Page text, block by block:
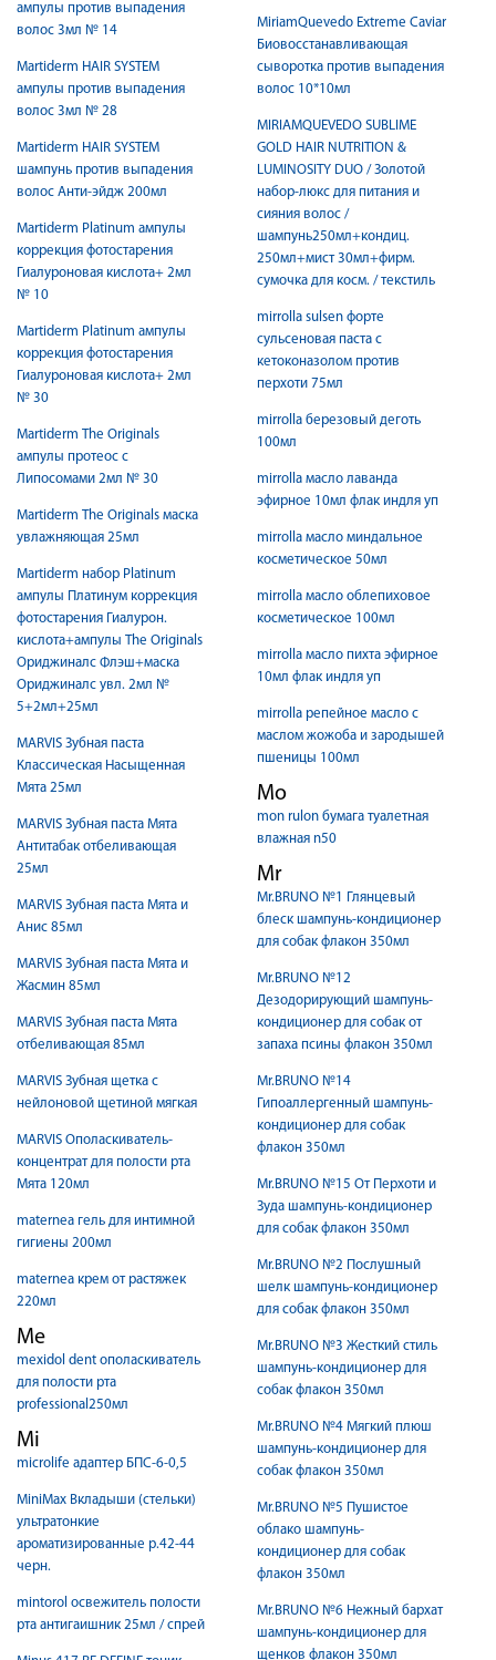
ампулы против выпадения
волос 3мл № 14
Martiderm HAIR SYSTEM
ампулы против выпадения
волос 3мл № 28
Martiderm HAIR SYSTEM
шампунь против выпадения
волос Анти-эйдж 200мл
Martiderm Platinum ампулы
коррекция фотостарения
Гиалуроновая кислота+ 2мл
№ 10
Martiderm Platinum ампулы
коррекция фотостарения
Гиалуроновая кислота+ 2мл
№ 30
Martiderm The Originals
ампулы протеос с
Липосомами 2мл № 30
Martiderm The Originals маска
увлажняющая 25мл
Martiderm набор Platinum
ампулы Платинум коррекция
фотостарения Гиалурон.
кислота+ампулы The Originals
Ориджиналс Флэш+маска
Ориджиналс увл. 2мл №
5+2мл+25мл
MARVIS Зубная паста
Классическая Насыщенная
Мята 25мл
MARVIS Зубная паста Мята
Антитабак отбеливающая
25мл
MARVIS Зубная паста Мята и
Анис 85мл
MARVIS Зубная паста Мята и
Жасмин 85мл
MARVIS Зубная паста Мята
отбеливающая 85мл
MARVIS Зубная щетка с
нейлоновой щетиной мягкая
MARVIS Ополаскиватель-
концентрат для полости рта
Мята 120мл
maternea гель для интимной
гигиены 200мл
maternea крем от растяжек
220мл
Me
mexidol dent ополаскиватель
для полости рта
professional250мл
Mi
microlife адаптер БПС-6-0,5
MiniMax Вкладыши (стельки)
ультратонкие
ароматизированные р.42-44
черн.
mintorol освежитель полости
рта антигаишник 25мл / спрей
MiriamQuevedo Extreme Caviar
Биовосстанавливающая
сыворотка против выпадения
волос 10*10мл
MIRIAMQUEVEDO SUBLIME
GOLD HAIR NUTRITION &
LUMINOSITY DUO / Золотой
набор-люкс для питания и
сияния волос /
шампунь250мл+кондиц.
250мл+мист 30мл+фирм.
сумочка для косм. / текстиль
mirrolla sulsen форте
сульсеновая паста с
кетоконазолом против
перхоти 75мл
mirrolla березовый деготь
100мл
mirrolla масло лаванда
эфирное 10мл флак индля уп
mirrolla масло миндальное
косметическое 50мл
mirrolla масло облепиховое
косметическое 100мл
mirrolla масло пихта эфирное
10мл флак индля уп
mirrolla репейное масло с
маслом жожоба и зародышей
пшеницы 100мл
Mo
mon rulon бумага туалетная
влажная n50
Mr
Mr.BRUNO №1 Глянцевый
блеск шампунь-кондиционер
для собак флакон 350мл
Mr.BRUNO №12
Дезодорирующий шампунь-
кондиционер для собак от
запаха псины флакон 350мл
Mr.BRUNO №14
Гипоаллергенный шампунь-
кондиционер для собак
флакон 350мл
Mr.BRUNO №15 От Перхоти и
Зуда шампунь-кондиционер
для собак флакон 350мл
Mr.BRUNO №2 Послушный
шелк шампунь-кондиционер
для собак флакон 350мл
Mr.BRUNO №3 Жесткий стиль
шампунь-кондиционер для
собак флакон 350мл
Mr.BRUNO №4 Мягкий плюш
шампунь-кондиционер для
собак флакон 350мл
Mr.BRUNO №5 Пушистое
облако шампунь-
кондиционер для собак
флакон 350мл
Mr.BRUNO №6 Нежный бархат
шампунь-кондиционер для
щенков флакон 350мл